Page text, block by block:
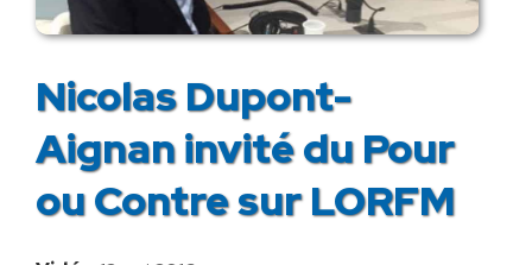
Nicolas Dupont-
Aignan invité du Pour
ou Contre sur LORFM